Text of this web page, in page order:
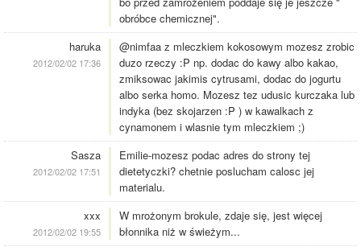
obróbce chemicznej".
haruka
2012/02/02 17:36
@nimfaa z mleczkiem kokosowym mozesz zrobic
duzo rzeczy :P np. dodac do kawy albo kakao,
zmiksowac jakimis cytrusami, dodac do jogurtu
albo serka homo. Mozesz tez udusic kurczaka lub
indyka (bez skojarzen :P ) w kawalkach z
cynamonem i wlasnie tym mleczkiem ;)
Sasza
2012/02/02 17:51
Emilie-mozesz podac adres do strony tej
dietetyczki? chetnie poslucham calosc jej
materialu.
xxx
2012/02/02 19:55
W mrożonym brokule, zdaje się, jest więcej
błonnika niż w świeżym...